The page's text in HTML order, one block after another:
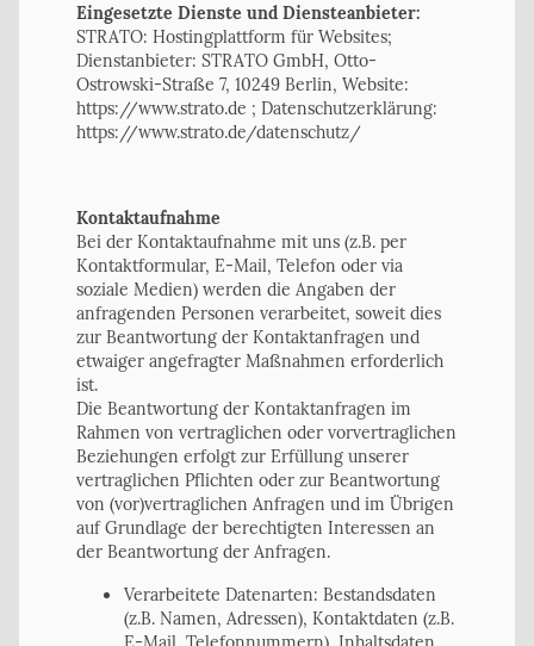
Eingesetzte Dienste und Diensteanbieter:
STRATO: Hostingplattform für Websites;
Dienstanbieter: STRATO GmbH, Otto-
Ostrowski-Straße 7, 10249 Berlin, Website:
https://www.strato.de ; Datenschutzerklärung:
https://www.strato.de/datenschutz/
Kontaktaufnahme
Bei der Kontaktaufnahme mit uns (z.B. per
Kontaktformular, E-Mail, Telefon oder via
soziale Medien) werden die Angaben der
anfragenden Personen verarbeitet, soweit dies
zur Beantwortung der Kontaktanfragen und
etwaiger angefragter Maßnahmen erforderlich
ist.
Die Beantwortung der Kontaktanfragen im
Rahmen von vertraglichen oder vorvertraglichen
Beziehungen erfolgt zur Erfüllung unserer
vertraglichen Pflichten oder zur Beantwortung
von (vor)vertraglichen Anfragen und im Übrigen
auf Grundlage der berechtigten Interessen an
der Beantwortung der Anfragen.
Verarbeitete Datenarten: Bestandsdaten
(z.B. Namen, Adressen), Kontaktdaten (z.B.